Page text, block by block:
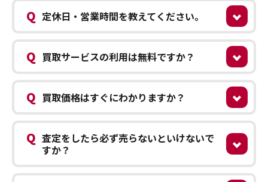
Q 定休日・営業時間を教えてください。
Q 買取サービスの利用は無料ですか？
Q 買取価格はすぐにわかりますか？
Q 査定をしたら必ず売らないといけないで
すか？